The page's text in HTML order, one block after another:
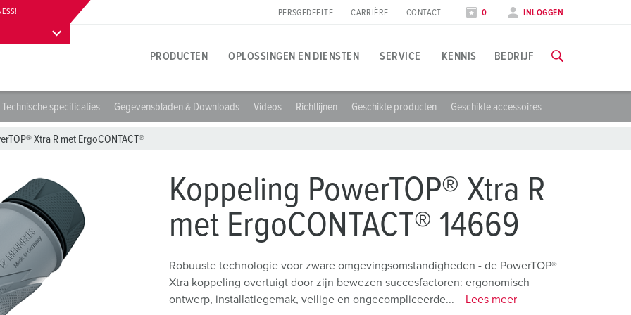
PERSGEDEELTE CARRIÈRE CONTACT 0 INLOGGEN
PRODUCTEN
Stekkers
Koppelingen
Verlengsnoer
Contactdooscombinaties
Windenergie
Automobielindustrie
Logistieke centra
Datacenters
OPLOSSINGEN EN DIENSTEN SERVICE
Internationale contacten NAAR DE TRAININGEN
KENNIS
Materialen
Aansluittechnieken
Contacthultechnologie
Begrippen
BEDRIJF
Carrière
Werken bij MENNEKES
Technische specificaties Gegevensbladen & Downloads Videos Richtlijnen Geschikte producten Geschikte accessoires
Xtra R met ErgoCONTACT®
Koppeling PowerTOP® Xtra R
met ErgoCONTACT® 14669
Robuuste technologie voor zware omgevingsomstandigheden - de PowerTOP®
Xtra koppeling overtuigt door zijn bewezen succesfactoren: ergonomisch
ontwerp, installatiegemak, veilige en ongecompliceerde...
Lees meer